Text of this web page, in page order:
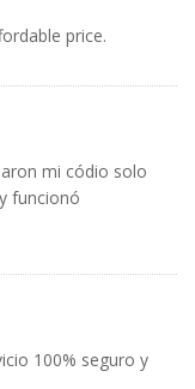
price.
mi códio solo
funcionó
100% seguro y